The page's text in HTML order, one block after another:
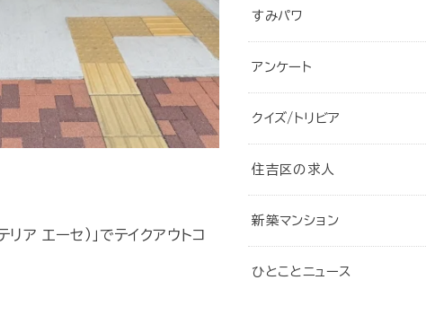
エーセ）」でテイクアウトコ
すみパワ
アンケート
クイズ/トリビア
住吉区の求人
新築マンション
ひとことニュース